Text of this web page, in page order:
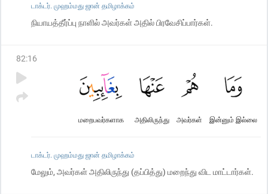
டாக்டர். முஹம்மது ஜான் தமிழாக்கம்
நியாயத்தீர்ப்பு நாளில் அவர்கள் அதில் பிரவேசிப்பார்கள்.
82:16
இன்னும் இல்லை
அவர்கள்
அதிலிருந்து
மறைபவர்களாக
டாக்டர். முஹம்மது ஜான் தமிழாக்கம்
மேலும், அவர்கள் அதிலிருந்து (தப்பித்து) மறைந்து விட மாட்டார்கள்.